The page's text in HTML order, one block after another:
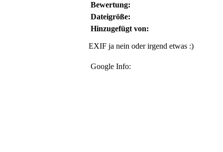
Bewertung:
Dateigröße:
Hinzugefügt von:
EXIF ja nein oder irgend etwas :)
Google Info: